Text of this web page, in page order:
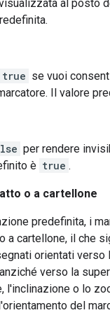
al posto
true se vuoi
Il valore
per rendere
è true .
o a cartellone
predefinita, i
a cartellone, il che
orientati verso
verso la
l'inclinazione o lo
del